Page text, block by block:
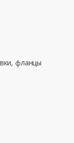
фланцы